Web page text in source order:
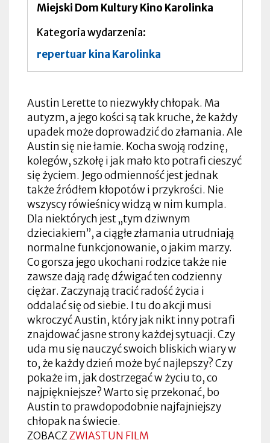
Miejski Dom Kultury Kino Karolinka
Kategoria wydarzenia
repertuar kina Karolinka
Austin Lerette to niezwykły chłopak. Ma
autyzm, a jego kości są tak kruche, że każdy
upadek może doprowadzić do złamania. Ale
Austin się nie łamie. Kocha swoją rodzinę,
kolegów, szkołę i jak mało kto potrafi cieszyć
się życiem. Jego odmienność jest jednak
także źródłem kłopotów i przykrości. Nie
wszyscy rówieśnicy widzą w nim kumpla.
Dla niektórych jest „tym dziwnym
dzieciakiem”, a ciągłe złamania utrudniają
normalne funkcjonowanie, o jakim marzy.
Co gorsza jego ukochani rodzice także nie
zawsze dają radę dźwigać ten codzienny
ciężar. Zaczynają tracić radość życia i
oddalać się od siebie. I tu do akcji musi
wkroczyć Austin, który jak nikt inny potrafi
znajdować jasne strony każdej sytuacji. Czy
uda mu się nauczyć swoich bliskich wiary w
to, że każdy dzień może być najlepszy? Czy
pokaże im, jak dostrzegać w życiu to, co
najpiękniejsze? Warto się przekonać, bo
Austin to prawdopodobnie najfajniejszy
chłopak na świecie.
ZOBACZZWIASTUN FILM